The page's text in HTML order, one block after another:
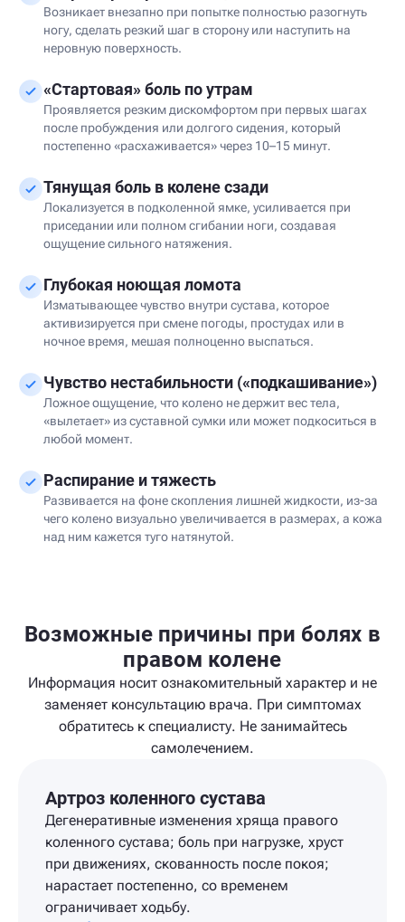
Возникает внезапно при попытке полностью разогнуть
ногу, сделать резкий шаг в сторону или наступить на
неровную поверхность.
«Стартовая» боль по утрам
Проявляется резким дискомфортом при первых шагах
после пробуждения или долгого сидения, который
постепенно «расхаживается» через 10–15 минут.
Тянущая боль в колене сзади
Локализуется в подколенной ямке, усиливается при
приседании или полном сгибании ноги, создавая
ощущение сильного натяжения.
Глубокая ноющая ломота
Изматывающее чувство внутри сустава, которое
активизируется при смене погоды, простудах или в
ночное время, мешая полноценно выспаться.
Чувство нестабильности («подкашивание»)
Ложное ощущение, что колено не держит вес тела,
«вылетает» из суставной сумки или может подкоситься в
любой момент.
Распирание и тяжесть
Развивается на фоне скопления лишней жидкости, из-за
чего колено визуально увеличивается в размерах, а кожа
над ним кажется туго натянутой.
Возможные причины при болях в
правом колене
Информация носит ознакомительный характер и не
заменяет консультацию врача. При симптомах
обратитесь к специалисту. Не занимайтесь
самолечением.
Артроз коленного сустава
Дегенеративные изменения хряща правого
коленного сустава; боль при нагрузке, хруст
при движениях, скованность после покоя;
нарастает постепенно, со временем
ограничивает ходьбу.